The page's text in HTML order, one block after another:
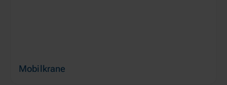
Mobilkrane